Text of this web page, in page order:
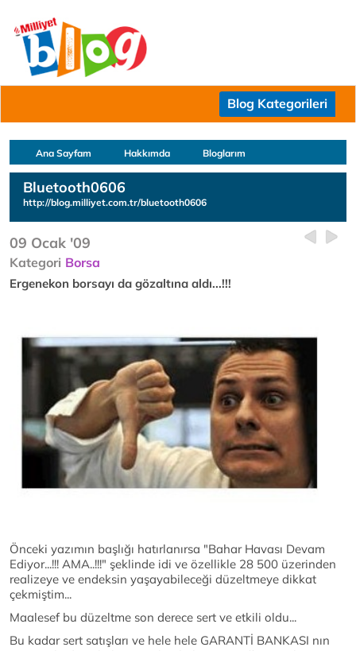
Blog Kategorileri
Ana Sayfam Hakkımda Bloglarım
Bluetooth0606
http://blog.milliyet.com.tr/bluetooth0606
09 Ocak '09
Kategori Borsa
Ergenekon borsayı da gözaltına aldı...!!!
Önceki yazımın başlığı hatırlanırsa "Bahar Havası Devam
Ediyor...!!! AMA..!!!" şeklinde idi ve özellikle 28 500 üzerinden
realizeye ve endeksin yaşayabileceği düzeltmeye dikkat
çekmiştim...
Maalesef bu düzeltme son derece sert ve etkili oldu...
Bu kadar sert satışları ve hele hele GARANTİ BANKASI nın